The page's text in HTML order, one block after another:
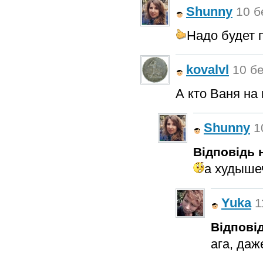
Shunny 10
Надо будет
kovalvl 10
А кто Ваня на
Shunny
Відповідь
а
Yuka
ага,